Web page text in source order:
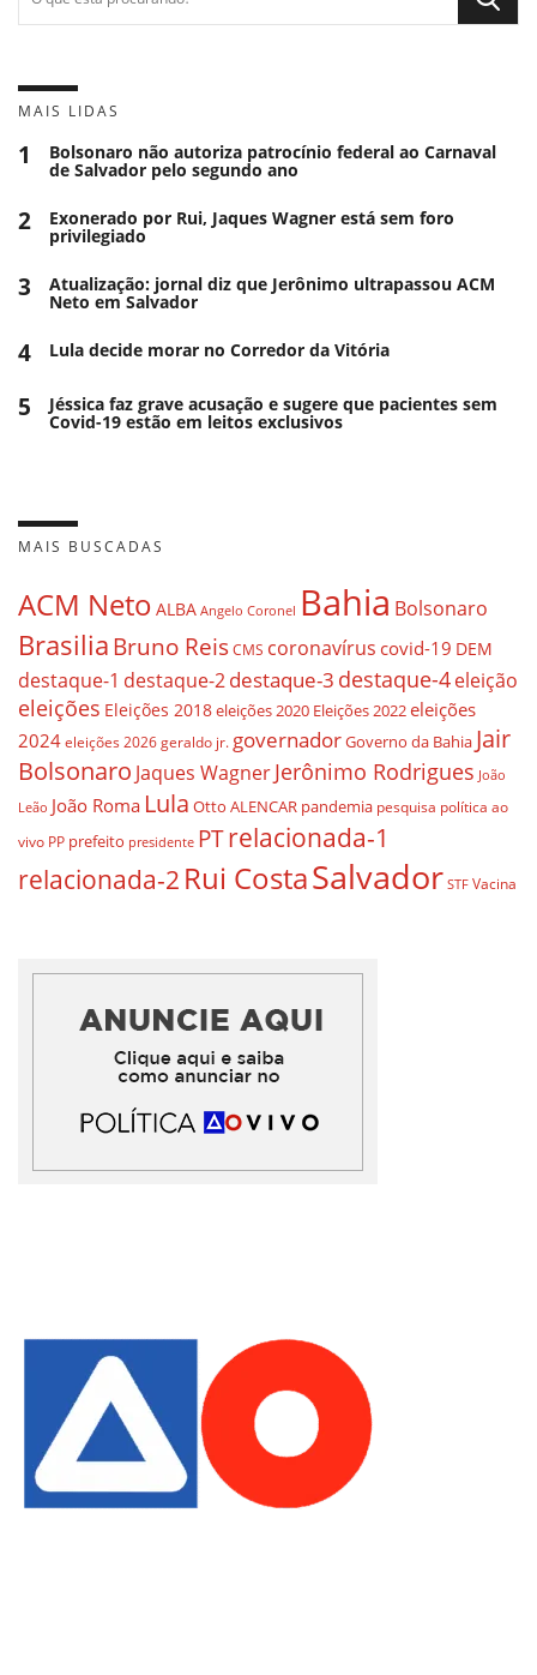
MAIS LIDAS
1 Bolsonaro não autoriza patrocínio federal ao Carnaval
de Salvador pelo segundo ano
2 Exonerado por Rui, Jaques Wagner está sem foro
privilegiado
3 Atualização: jornal diz que Jerônimo ultrapassou ACM
Neto em Salvador
4 Lula decide morar no Corredor da Vitória
5 Jéssica faz grave acusação e sugere que pacientes sem
Covid-19 estão em leitos exclusivos
MAIS BUSCADAS
ACM Neto ALBA Angelo Coronel Bahia Bolsonaro
BrasiliaBruno ReisCMS coronavírus covid-19 DEM
destaque-1 destaque-2destaque-3 destaque-4eleição
eleições Eleições 2018eleições 2020 Eleições 2022eleições
2024 eleições 2026 geraldo jr. governadorGoverno da Bahia Jair
Bolsonaro Jaques WagnerJerônimo Rodrigues João
Leão João Roma Lula Otto ALENCAR pandemia pesquisa política ao
vivo PP prefeito presidente PTrelacionada-1
relacionada-2 Rui CostaSalvador STF Vacina